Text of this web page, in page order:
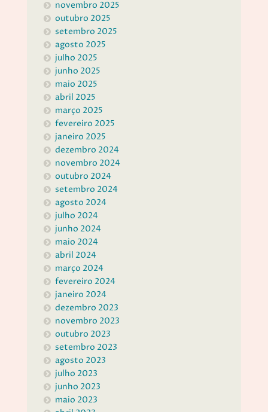
novembro 2025
outubro 2025
setembro 2025
agosto 2025
julho 2025
junho 2025
maio 2025
abril 2025
março 2025
fevereiro 2025
janeiro 2025
dezembro 2024
novembro 2024
outubro 2024
setembro 2024
agosto 2024
julho 2024
junho 2024
maio 2024
abril 2024
março 2024
fevereiro 2024
janeiro 2024
dezembro 2023
novembro 2023
outubro 2023
setembro 2023
agosto 2023
julho 2023
junho 2023
maio 2023